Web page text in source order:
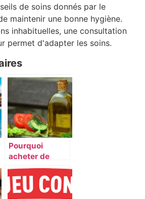
de soins donnés par le
maintenir une bonne hygiène.
inhabituelles, une consultation
permet d'adapter les soins.
Pourquoi
acheter de
l’huile d’olive
sur internet ?